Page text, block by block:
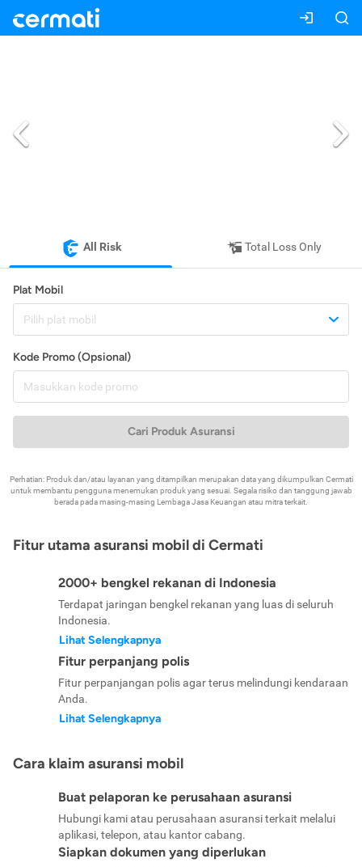
All Risk Total Loss Only
Plat Mobil
Pilih plat mobil
Kode Promo (Opsional)
Cari Produk Asuransi
Perhatian: Produk dan/atau layanan yang ditampilkan merupakan data yang dikumpulkan Cermati
untuk membantu pengguna menemukan produk yang sesuai. Segala risiko dan tanggung jawab
berada pada masing-masing Lembaga Jasa Keuangan atau mitra terkait.
Fitur utama asuransi mobil di Cermati
2000+ bengkel rekanan di Indonesia
Terdapat jaringan bengkel rekanan yang luas di seluruh
Indonesia.
Lihat Selengkapnya
Fitur perpanjang polis
Fitur perpanjangan polis agar terus melindungi kendaraan
Anda.
Lihat Selengkapnya
Cara klaim asuransi mobil
Buat pelaporan ke perusahaan asuransi
Hubungi kami atau perusahaan asuransi terkait melalui
aplikasi, telepon, atau kantor cabang.
Siapkan dokumen yang diperlukan